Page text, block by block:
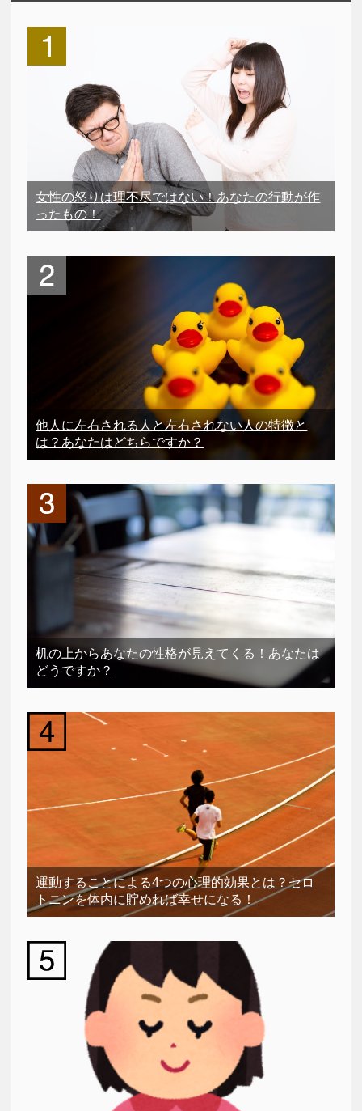
女性の怒りは理不尽ではない！あなたの行動が作
ったもの！
他人に左右される人と左右されない人の特徴と
は？あなたはどちらですか？
机の上からあなたの性格が見えてくる！あなたは
どうですか？
運動することによる4つの心理的効果とは？セロ
トニンを体内に貯めれば幸せになる！